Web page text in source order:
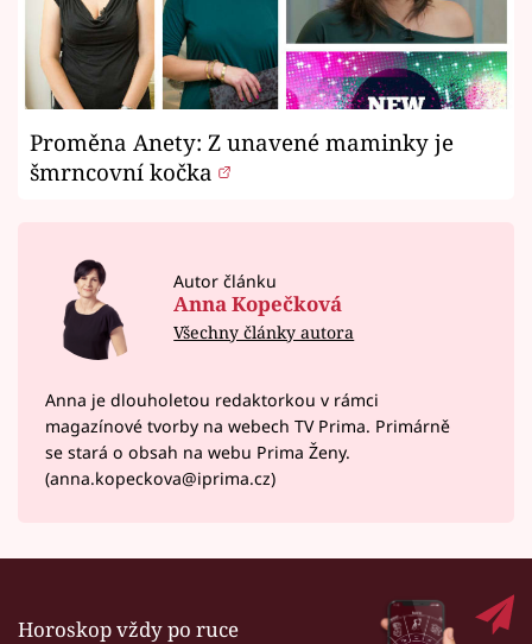
Proměna Anety: Z unavené maminky je
šmrncovní kočka
Autor článku
Anna Kopečková
Všechny články autora
Anna je dlouholetou redaktorkou v rámci
magazínové tvorby na webech TV Prima. Primárně
se stará o obsah na webu Prima Ženy.
(anna.kopeckova@iprima.cz)
Horoskop vždy po ruce